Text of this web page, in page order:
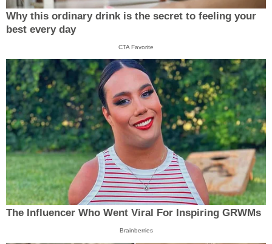
Why this ordinary drink is the secret to feeling your
best every day
CTA Favorite
The Influencer Who Went Viral For Inspiring GRWMs
Brainberries